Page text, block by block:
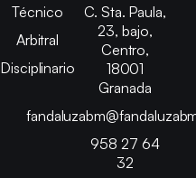
Técnico
Arbitral
Disciplinario
C. Sta. Paula,
23, bajo,
Centro,
18001
Granada
958 27 64
32